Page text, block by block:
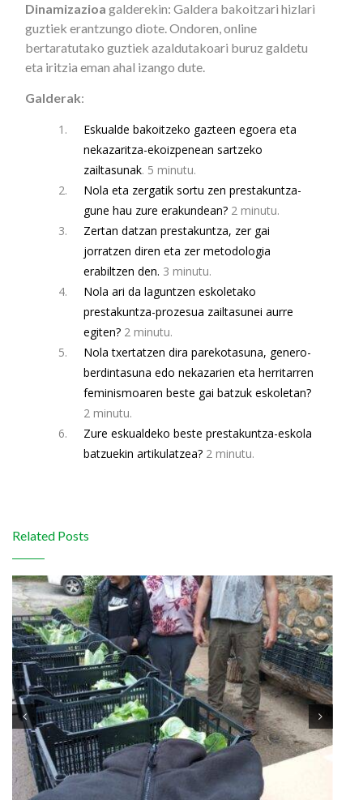
Dinamizazioa galderekin: Galdera bakoitzari hizlari
guztiek erantzungo diote. Ondoren, online
bertaratutako guztiek azaldutakoari buruz galdetu
eta iritzia eman ahal izango dute.
Galderak:
Eskualde bakoitzeko gazteen egoera eta
nekazaritza-ekoizpenean sartzeko
zailtasunak. 5 minutu.
Nola eta zergatik sortu zen prestakuntza-
gune hau zure erakundean? 2 minutu.
Zertan datzan prestakuntza, zer gai
jorratzen diren eta zer metodologia
erabiltzen den. 3 minutu.
Nola ari da laguntzen eskoletako
prestakuntza-prozesua zailtasunei aurre
egiten? 2 minutu.
Nola txertatzen dira parekotasuna, genero-
berdintasuna edo nekazarien eta herritarren
feminismoaren beste gai batzuk eskoletan?
2 minutu.
Zure eskualdeko beste prestakuntza-eskola
batzuekin artikulatzea? 2 minutu.
Related Posts